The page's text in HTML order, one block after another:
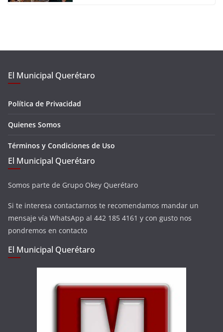
El Municipal Querétaro
Política de Privacidad
Quienes Somos
Términos y Condiciones de Uso
El Municipal Querétaro
Somos parte de Grupo Okey Querétaro
Si te interesa contactarnos te recomendamos mandar un
mensaje vía WhatsApp al 442 185 4161 y con gusto nos
pondremos en contacto
El Municipal Querétaro